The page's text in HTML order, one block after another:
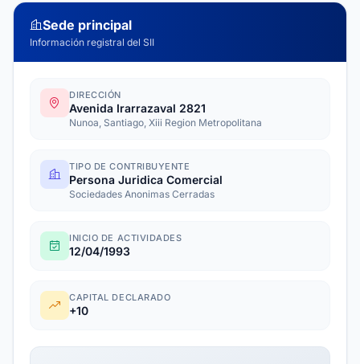
Sede principal
Información registral del SII
DIRECCIÓN
Avenida Irarrazaval 2821
Nunoa, Santiago, Xiii Region Metropolitana
TIPO DE CONTRIBUYENTE
Persona Juridica Comercial
Sociedades Anonimas Cerradas
INICIO DE ACTIVIDADES
12/04/1993
CAPITAL DECLARADO
+10